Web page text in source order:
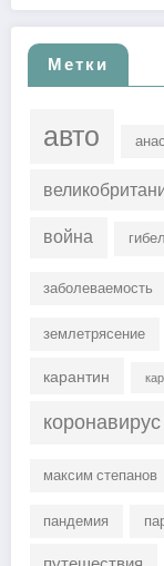
Метки
авто
война
заболеваемость
землетрясение
карантин
коронавирус
максим степанов
пандемия